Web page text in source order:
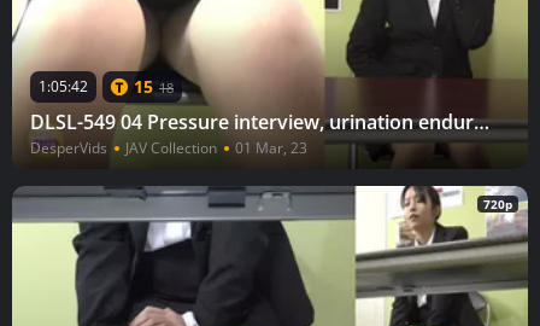
1:05:42 15 18
DLSL-549 04 Pressure interview, urination endurance and last-minute maximum urination
DesperVids JAV Collection 01 Mar, 23
720p